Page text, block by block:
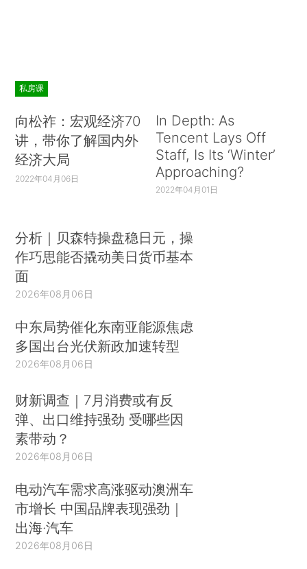
私房课
向松祚：宏观经济70
讲，带你了解国内外
经济大局
2022年04月06日
In Depth: As
Tencent Lays Off
Staff, Is Its ‘Winter’
Approaching?
2022年04月01日
分析｜贝森特操盘稳日元，操
作巧思能否撬动美日货币基本
面
2026年08月06日
中东局势催化东南亚能源焦虑
多国出台光伏新政加速转型
2026年08月06日
财新调查｜7月消费或有反
弹、出口维持强劲 受哪些因
素带动？
2026年08月06日
电动汽车需求高涨驱动澳洲车
市增长 中国品牌表现强劲｜
出海·汽车
2026年08月06日